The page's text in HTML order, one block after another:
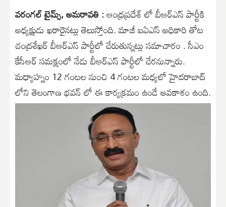
వరంగల్ టైమ్స్, అమరావతి :ఆంధ్రప్రదేశ్ లో బీఆర్ఎస్ పార్టీకి
అధ్యక్షుడు ఖరారైనట్లు తెలుస్తోంది. మాజీ ఐఏఎస్ అధికారి తోట
చంద్రశేఖర్ బీఆర్ఎస్ పార్టీలో చేరుతున్నట్లు సమాచారం . సీఎం
కేసీఆర్ సమక్షంలో నేడు బీఆర్ఎస్ పార్టీలో చేరనున్నారు.
మధ్యాహ్నం 12 గంటల నుంచి 4 గంటల మధ్యలో హైదరాబాద్
లోని తెలంగాణ భవన్ లో ఈ కార్యక్రమం ఉండే అవకాశం ఉంది.